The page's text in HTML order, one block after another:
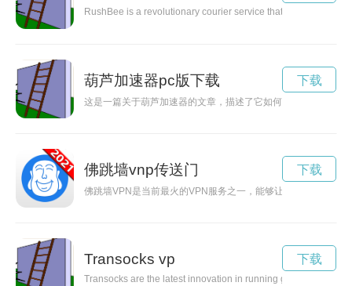
RushBee is a revolutionary courier service that offers fast
葫芦加速器pc版下载
这是一篇关于葫芦加速器的文章，描述了它如何释放潜能和成为
下载
佛跳墙vnp传送门
佛跳墙VPN是当前最火的VPN服务之一，能够让你在任何地方
下载
Transocks vp
Transocks are the latest innovation in running gear, designed
下载